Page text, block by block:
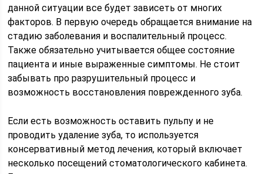
данной ситуации все будет зависеть от многих
факторов. В первую очередь обращается внимание на
стадию заболевания и воспалительный процесс.
Также обязательно учитывается общее состояние
пациента и иные выраженные симптомы. Не стоит
забывать про разрушительный процесс и
возможность восстановления поврежденного зуба.
Если есть возможность оставить пульпу и не
проводить удаление зуба, то используется
консервативный метод лечения, который включает
несколько посещений стоматологического кабинета.